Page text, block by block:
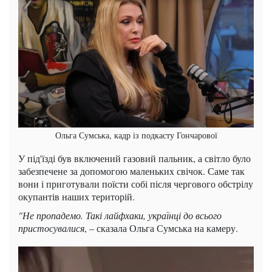
Ольга Сумська, кадр із подкасту Гончарової
У під'їзді був включений газовий пальник, а світло було
забезпечене за допомогою маленьких свічок. Саме так
вони і приготували поїсти собі після чергового обстрілу
окупантів наших територій.
"Не пропадемо. Такі лайфхаки, українці до всього
пристосувалися, – сказала Ольга Сумська на камеру.